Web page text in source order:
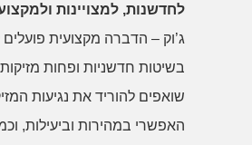
לחדשנות, למצויינות
ג’וק – הדברה מקצועית
בשיטות חדשניות ופחות
שואפים להוריד את נגיעות
האפשרי במהירות וביעילות,